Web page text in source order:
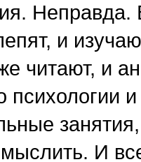
и
читают, и
психологии
мыслить. И